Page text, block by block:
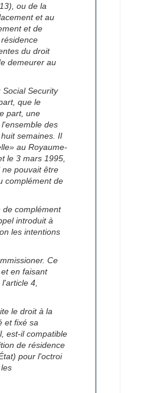
ou de la
et au
et de
du droit
demeurer au
Security
que le
part, une
des
semaines. Il
au Royaume-
le 3 mars 1995,
pouvait être
complément de
de complément
introduit à
les intentions
Ce
en faisant
4,
le droit à la
et fixé sa
est-il compatible
de résidence
pour l'octroi